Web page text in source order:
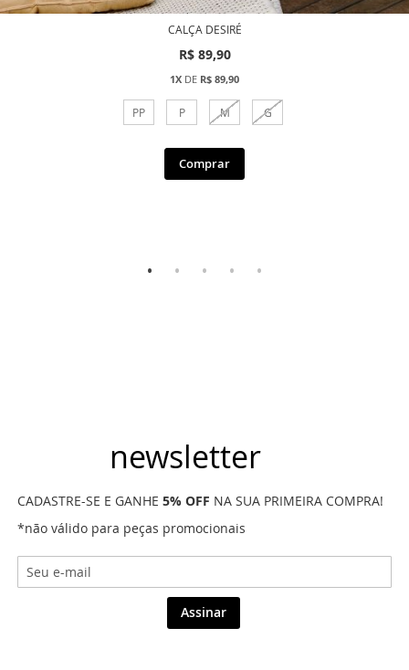
CALÇA DESIRÉ
R$ 89,90
1X DE R$ 89,90
PP P M G
Comprar
newsletter
CADASTRE-SE E GANHE 5% OFF NA SUA PRIMEIRA COMPRA!
*não válido para peças promocionais
Assinar